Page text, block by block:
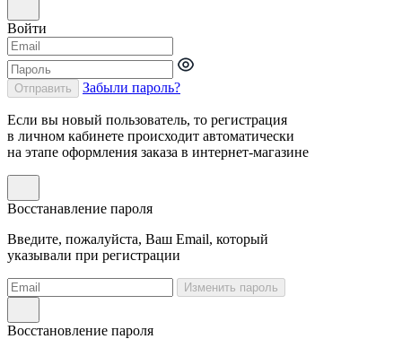
Войти
Отправить Забыли пароль?
Если вы новый пользователь, то регистрация
в личном кабинете происходит автоматически
на этапе оформления заказа в интернет-магазине
Восстанавление пароля
Введите, пожалуйста, Ваш Email, который
указывали при регистрации
Изменить пароль
Восстановление пароля